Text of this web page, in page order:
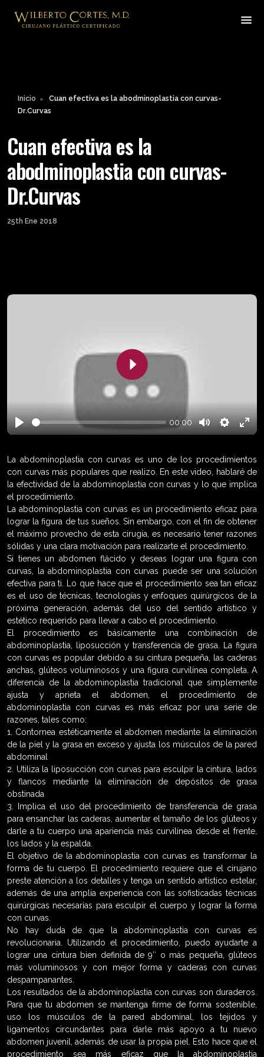
Inicio ►
Cuan efectiva es la abodminoplastia con curvas-
Dr.Curvas
Cuan efectiva es la
abodminoplastia con curvas-
Dr.Curvas
25th Ene 2018
Play
00:00
MuteSettings
Enter
Play
La abdominoplastia con curvas es uno de los procedimientos
con curvas más populares que realizo. En este video, hablaré de
la efectividad de la abdominoplastia con curvas y lo que implica
el procedimiento.
La abdominoplastia con curvas es un procedimiento eficaz para
lograr la figura de tus sueños. Sin embargo, con el fin de obtener
el máximo provecho de esta cirugía, es necesario tener razones
sólidas y una clara motivación para realizarte el procedimiento.
Si tienes un abdomen flácido y deseas lograr una figura con
curvas, la abdominoplastia con curvas puede ser una solución
efectiva para ti. Lo que hace que el procedimiento sea tan eficaz
es el uso de técnicas, tecnologías y enfoques quirúrgicos de la
próxima generación, además del uso del sentido artístico y
estético requerido para llevar a cabo el procedimiento.
El procedimiento es básicamente una combinación de
abdominoplastia, liposucción y transferencia de grasa. La figura
con curvas es popular debido a su cintura pequeña, las caderas
anchas, glúteos voluminosos y una figura curvilínea completa. A
diferencia de la abdominoplastia tradicional que simplemente
ajusta y aprieta el abdomen, el procedimiento de
abdominoplastia con curvas es más eficaz por una serie de
razones, tales como:
1. Contornea estéticamente el abdomen mediante la eliminación
de la piel y la grasa en exceso y ajusta los músculos de la pared
abdominal
2. Utiliza la liposucción con curvas para esculpir la cintura, lados
y flancos mediante la eliminación de depósitos de grasa
obstinada
3. Implica el uso del procedimiento de transferencia de grasa
para ensanchar las caderas, aumentar el tamaño de los glúteos y
darle a tu cuerpo una apariencia más curvilínea desde el frente,
los lados y la espalda.
El objetivo de la abdominoplastia con curvas es transformar la
forma de tu cuerpo. El procedimiento requiere que el cirujano
preste atención a los detalles y tenga un sentido artístico estelar,
además de una amplia experiencia con las sofisticadas técnicas
quirúrgicas necesarias para esculpir el cuerpo y lograr la forma
con curvas.
No hay duda de que la abdominoplastia con curvas es
revolucionaria. Utilizando el procedimiento, puedo ayudarte a
lograr una cintura bien definida de 9″ o más pequeña, glúteos
más voluminosos y con mejor forma y caderas con curvas
despampanantes.
Los resultados de la abdominoplastia con curvas son duraderos.
Para que tu abdomen se mantenga firme de forma sostenible,
uso los músculos de la pared abdominal, los tejidos y
ligamentos circundantes para darle más apoyo a tu nuevo
abdomen juvenil, además de usar la propia piel. Esto hace que el
procedimiento sea más eficaz que la abdominoplastia